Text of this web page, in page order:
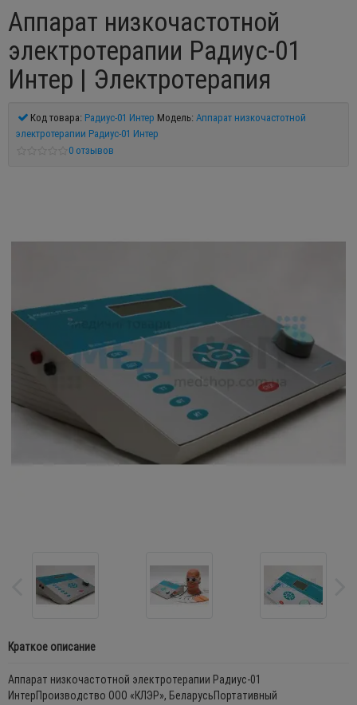
Аппарат низкочастотной
электротерапии Радиус-01
Интер | Электротерапия
Код товара: Радиус-01 Интер Модель: Аппарат низкочастотной
электротерапии Радиус-01 Интер
0 отзывов
Краткое описание
Аппарат низкочастотной электротерапии Радиус-01
ИнтерПроизводство ООО «КЛЭР», БеларусьПортативный